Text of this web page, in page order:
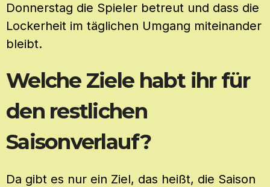
Donnerstag die Spieler betreut und dass die
Lockerheit im täglichen Umgang miteinander
bleibt.
Welche Ziele habt ihr für
den restlichen
Saisonverlauf?
Da gibt es nur ein Ziel, das heißt, die Saison